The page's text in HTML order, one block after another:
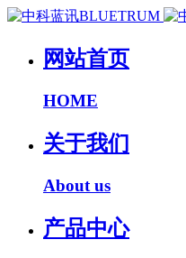
网站首页
HOME
关于我们
About us
产品中心